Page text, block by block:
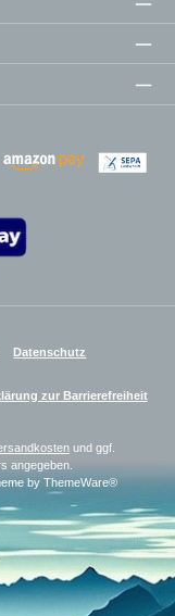
Zahlungsanbieter
Datenschutz
zur Barrierefreiheit
und ggf.
angegeben.
by ThemeWare®